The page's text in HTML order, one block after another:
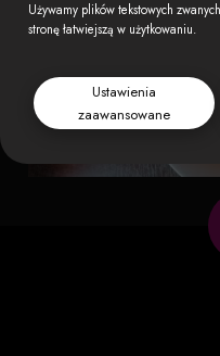
Używamy plików tekstowych
stronę łatwiejszą w użytkowaniu.
Ustawienia
zaawansowane